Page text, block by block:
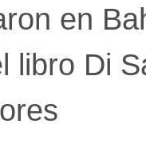
en
libro Di